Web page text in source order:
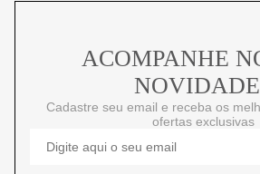
ACOMPANHE
Cadastre seu email e receba os
ofertas exclusivas